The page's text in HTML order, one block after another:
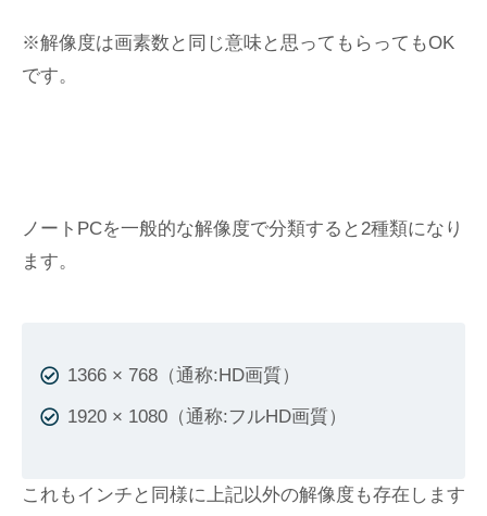
※解像度は画素数と同じ意味と思ってもらってもOK
です。
ノートPCを一般的な解像度で分類すると2種類になり
ます。
1366 × 768（通称:HD画質）
1920 × 1080（通称:フルHD画質）
これもインチと同様に上記以外の解像度も存在します